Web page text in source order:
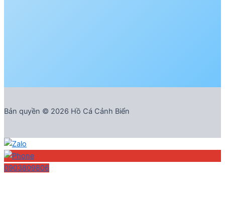
Bản quyền © 2026 Hồ Cá Cảnh Biển
0903809806